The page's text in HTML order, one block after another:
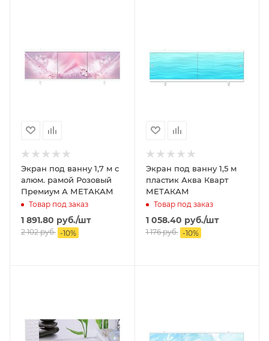
Экран под ванну 1,7 м с
алюм. рамой Розовый
Премиум А МЕТАКАМ
Товар под заказ
1 891.80 руб./шт
2 102руб. -10%
Экран под ванну 1,5 м
пластик Аква Кварт
МЕТАКАМ
Товар под заказ
1 058.40 руб./шт
1 176руб. -10%